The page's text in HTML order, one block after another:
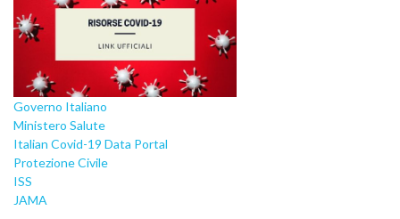
Governo Italiano
Ministero Salute
Italian Covid-19 Data Portal
Protezione Civile
ISS
JAMA